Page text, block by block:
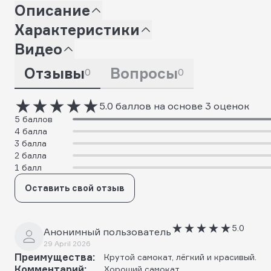
Описание
Характеристики
Видео
Отзывы0 Вопросы0
5.0 баллов на основе 3 оценок
5 баллов
4 балла
3 балла
2 балла
1 балл
Оставить свой отзыв
Анонимный пользователь
29 April 2026
5.0
Преимущества: Крутой самокат, лёгкий и красивый.
Хороший самокат